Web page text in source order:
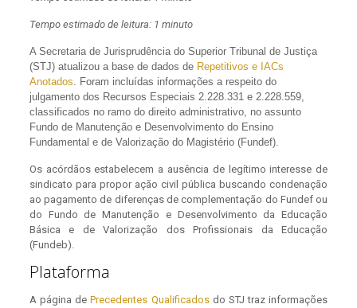
Tempo estimado de leitura: 1 minuto
A Secretaria de Jurisprudência do Superior Tribunal de Justiça
(STJ) atualizou a base de dados de Repetitivos e IACs
Anotados. Foram incluídas informações a respeito do
julgamento dos Recursos Especiais 2.228.331 e 2.228.559,
classificados no ramo do direito administrativo, no assunto
Fundo de Manutenção e Desenvolvimento do Ensino
Fundamental e de Valorização do Magistério (Fundef).
Os acórdãos estabelecem a ausência de legítimo interesse de
sindicato para propor ação civil pública buscando condenação
ao pagamento de diferenças de complementação do Fundef ou
do Fundo de Manutenção e Desenvolvimento da Educação
Básica e de Valorização dos Profissionais da Educação
(Fundeb).
Plataforma
A página dePrecedentes Qualificadosdo STJ traz informações